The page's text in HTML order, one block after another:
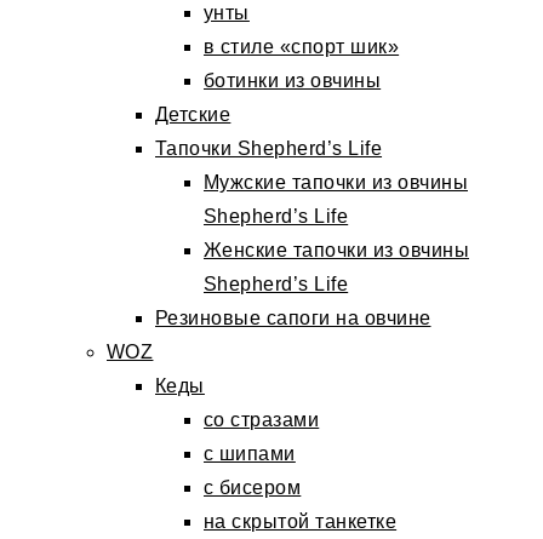
унты
в стиле «спорт шик»
ботинки из овчины
Детские
Тапочки Shepherd’s Life
Мужские тапочки из овчины
Shepherd’s Life
Женские тапочки из овчины
Shepherd’s Life
Резиновые сапоги на овчине
WOZ
Кеды
со стразами
с шипами
с бисером
на скрытой танкетке